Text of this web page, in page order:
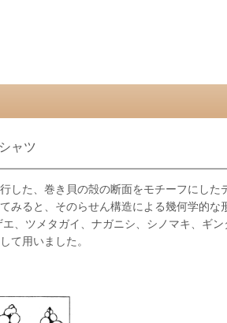
ャツ
した、巻き貝の殻の断面をモチーフにした
みると、そのらせん構造による幾何学的な
、ツメタガイ、ナガニシ、シノマキ、ギ
て用いました。